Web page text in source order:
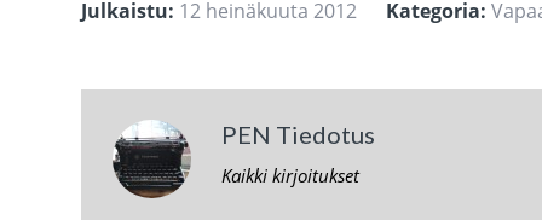
Julkaistu: 12 heinäkuuta 2012 Kategoria:
PEN Tiedotus
Kaikki kirjoitukset